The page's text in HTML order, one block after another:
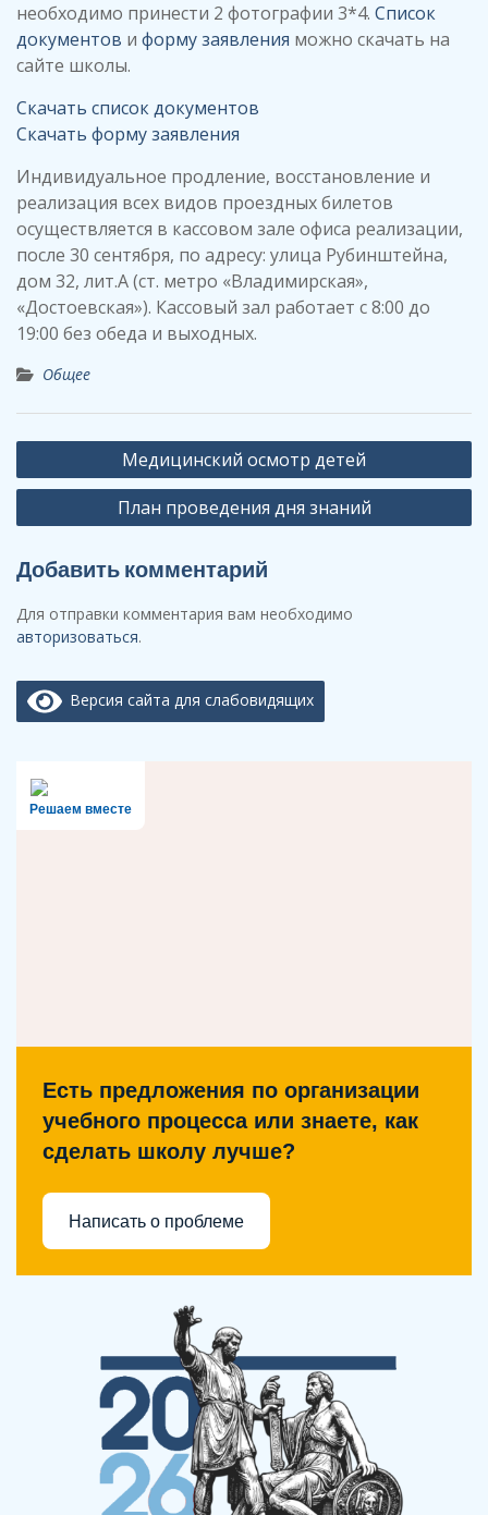
необходимо принести 2 фотографии 3*4. Список
документов и форму заявления можно скачать на
сайте школы.
Скачать список документов
Скачать форму заявления
Индивидуальное продление, восстановление и
реализация всех видов проездных билетов
осуществляется в кассовом зале офиса реализации,
после 30 сентября, по адресу: улица Рубинштейна,
дом 32, лит.А (ст. метро «Владимирская»,
«Достоевская»). Кассовый зал работает с 8:00 до
19:00 без обеда и выходных.
Общее
Навигация
по
Медицинский осмотр детей
План проведения дня знаний
Добавить комментарий
Для отправки комментария вам необходимо
авторизоваться.
Версия сайта для слабовидящих
Решаем вместе
Есть предложения по организации
учебного процесса или знаете, как
сделать школу лучше?
Написать о проблеме